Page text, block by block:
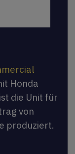
Honda
die Unit für
von
produziert.